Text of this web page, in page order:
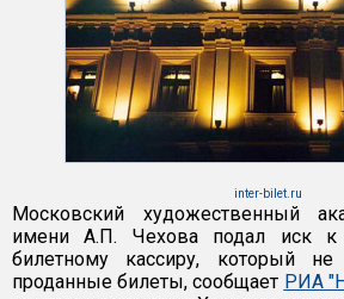
inter-bilet.ru
Московский художественный
имени А.П. Чехова подал иск
билетному кассиру, который
проданные билеты, сообщает РИА